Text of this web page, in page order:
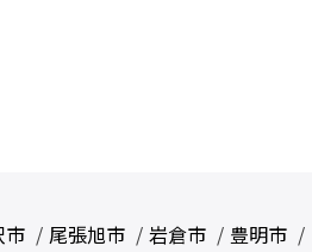
市 尾張旭市 岩倉市 豊明市